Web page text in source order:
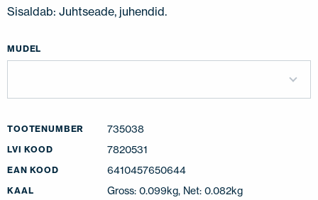
Sisaldab: Juhtseade, juhendid.
MUDEL
TOOTENUMBER 735038
LVI KOOD 7820531
EAN KOOD 6410457650644
KAAL Gross: 0.099kg, Net: 0.082kg